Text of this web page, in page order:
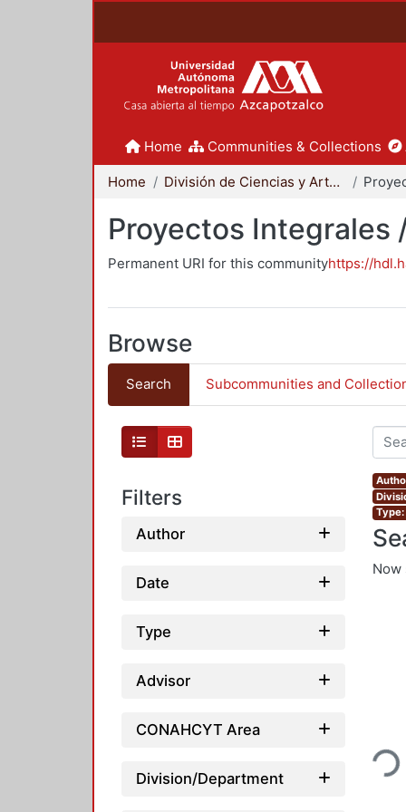
Home Communities & Collections
Home División de Ciencias y Artes para el Diseño
Proyectos Integrales
Permanent URI for this communityhttps://
Browse
Search Subcommunities and
Filters
Author
Date
Type
Advisor
CONAHCYT Area
Division/Department
Now
Loading...